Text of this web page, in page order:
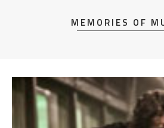
MEMORIES OF